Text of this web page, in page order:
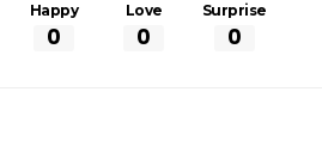
Happy
0
Love
0
Surprise
0